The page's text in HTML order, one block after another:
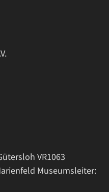
VR1063
Museumsleiter: